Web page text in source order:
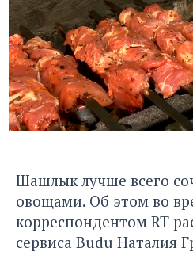
Шашлык лучше всего
овощами. Об этом во
корреспондентом RT
сервиса Budu Наталия